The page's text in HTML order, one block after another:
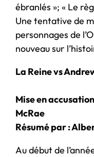
ébranlés »; « Le
Une tentative de
personnages de
nouveau sur
La Reine vs
Mise en
McRae
Résumé par :
Au début de